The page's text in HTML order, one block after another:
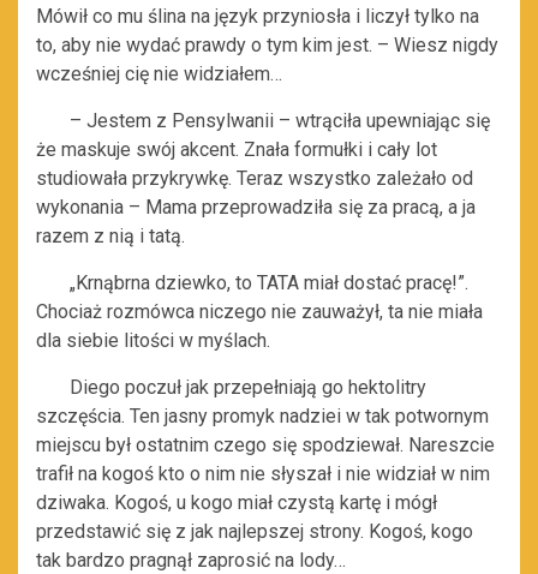
Mówił co mu ślina na język przyniosła i liczył tylko na
to, aby nie wydać prawdy o tym kim jest. – Wiesz nigdy
wcześniej cię nie widziałem…
– Jestem z Pensylwanii – wtrąciła upewniając się
że maskuje swój akcent. Znała formułki i cały lot
studiowała przykrywkę. Teraz wszystko zależało od
wykonania – Mama przeprowadziła się za pracą, a ja
razem z nią i tatą.
„Krnąbrna dziewko, to TATA miał dostać pracę!”.
Chociaż rozmówca niczego nie zauważył, ta nie miała
dla siebie litości w myślach.
Diego poczuł jak przepełniają go hektolitry
szczęścia. Ten jasny promyk nadziei w tak potwornym
miejscu był ostatnim czego się spodziewał. Nareszcie
trafił na kogoś kto o nim nie słyszał i nie widział w nim
dziwaka. Kogoś, u kogo miał czystą kartę i mógł
przedstawić się z jak najlepszej strony. Kogoś, kogo
tak bardzo pragnął zaprosić na lody…